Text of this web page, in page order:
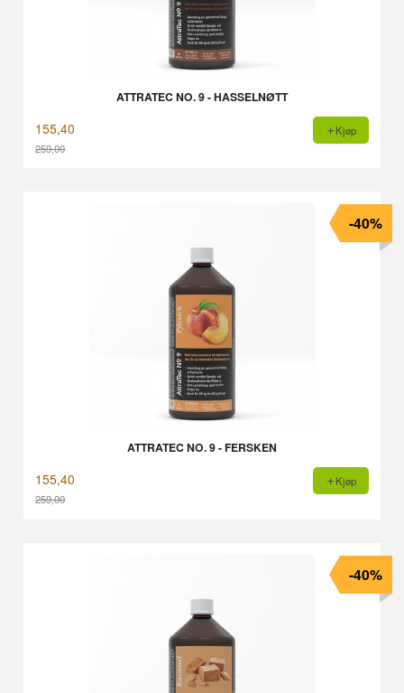
ATTRATEC NO. 9 - HASSELNØTT
155,40
259,00
Kjøp
ATTRATEC NO. 9 - FERSKEN
155,40
259,00
-40%
Kjøp
-40%